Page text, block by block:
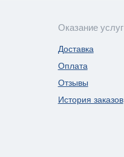
Оказание услуг
Доставка
Оплата
Отзывы
История заказов